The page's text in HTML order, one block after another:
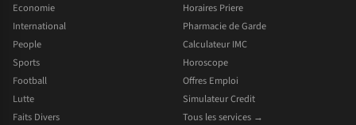
Economie
International
People
Sports
Football
Lutte
Faits Divers
Horaires Priere
Pharmacie de Garde
Calculateur IMC
Horoscope
Offres Emploi
Simulateur Credit
Tous les services →